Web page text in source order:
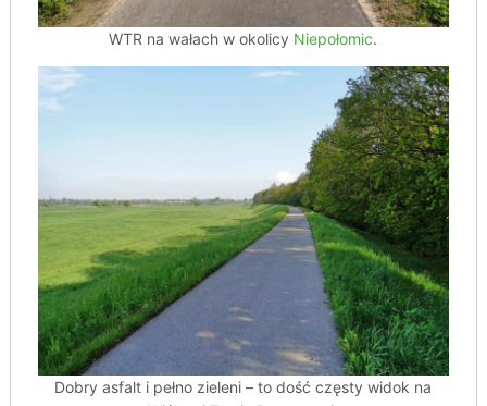
WTR na wałach w okolicy Niepołomic.
Dobry asfalt i pełno zieleni – to dość częsty widok na